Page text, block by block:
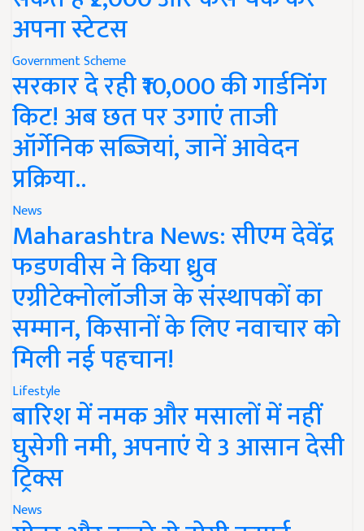
अपना स्टेटस
Government Scheme
सरकार दे रही ₹10,000 की गार्डनिंग
किट! अब छत पर उगाएं ताजी
ऑर्गेनिक सब्जियां, जानें आवेदन
प्रक्रिया..
News
Maharashtra News: सीएम देवेंद्र
फडणवीस ने किया ध्रुव
एग्रीटेक्नोलॉजीज के संस्थापकों का
सम्मान, किसानों के लिए नवाचार को
मिली नई पहचान!
Lifestyle
बारिश में नमक और मसालों में नहीं
घुसेगी नमी, अपनाएं ये 3 आसान देसी
ट्रिक्स
News